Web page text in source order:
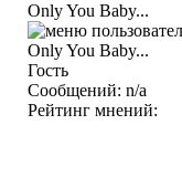
Only You Baby...
Гость
Сообщений: n/a
Рейтинг мнений: